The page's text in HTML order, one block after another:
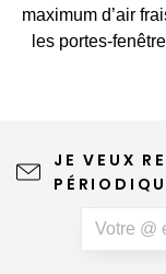
maximum d’air
les portes-
du printemps
maison, ne
même contribuer
JE VEUX